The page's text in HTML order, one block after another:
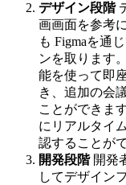
デザイン段階
画画面を参考
も Figmaを通
ンを取ります
能を使って即
き、追加の会
ことができま
にリアルタイ
認することが
開発段階開発
してデザイン